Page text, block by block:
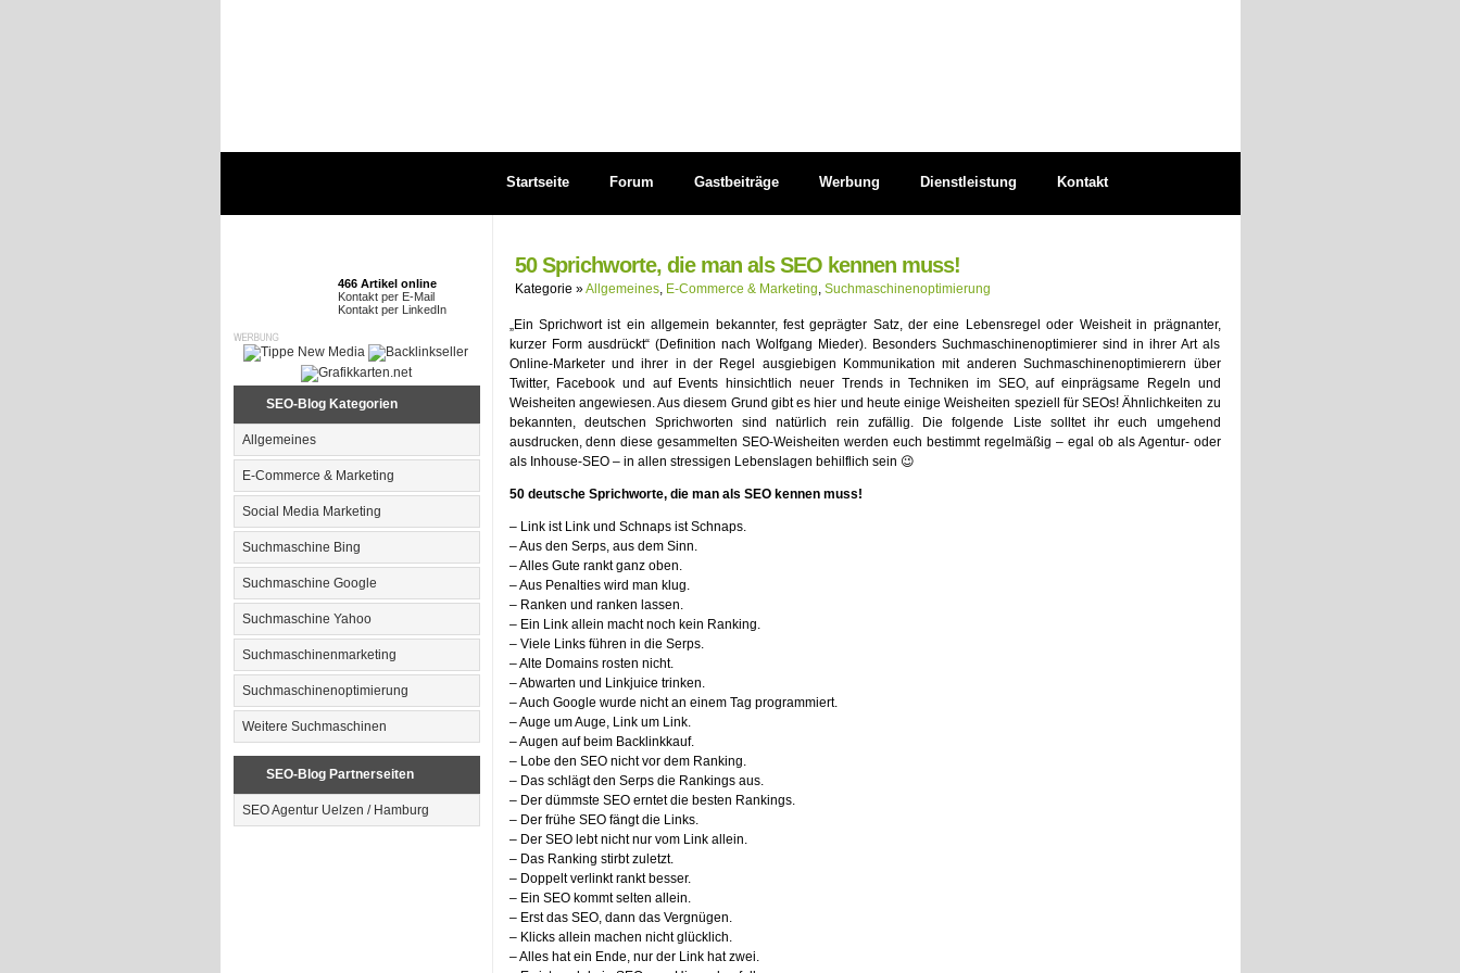
Startseite Forum Gastbeiträge Werbung Dienstleistung Kontakt
466 Artikel online
Kontakt per E-Mail
Kontakt per LinkedIn
SEO-Blog Kategorien
Allgemeines
E-Commerce & Marketing
Social Media Marketing
Suchmaschine Bing
Suchmaschine Google
Suchmaschine Yahoo
Suchmaschinenmarketing
Suchmaschinenoptimierung
Weitere Suchmaschinen
SEO-Blog Partnerseiten
SEO Agentur Uelzen / Hamburg
50 Sprichworte, die man als SEO kennen muss!
Kategorie »Allgemeines, E-Commerce & Marketing, Suchmaschinenoptimierung
„Ein Sprichwort ist ein allgemein bekannter, fest geprägter Satz, der eine Lebensregel oder Weisheit in prägnanter,
kurzer Form ausdrückt“ (Definition nach Wolfgang Mieder). Besonders Suchmaschinenoptimierer sind in ihrer Art als
Online-Marketer und ihrer in der Regel ausgiebigen Kommunikation mit anderen Suchmaschinenoptimierern über
Twitter, Facebook und auf Events hinsichtlich neuer Trends in Techniken im SEO, auf einprägsame Regeln und
Weisheiten angewiesen. Aus diesem Grund gibt es hier und heute einige Weisheiten speziell für SEOs! Ähnlichkeiten zu
bekannten, deutschen Sprichworten sind natürlich rein zufällig. Die folgende Liste solltet ihr euch umgehend
ausdrucken, denn diese gesammelten SEO-Weisheiten werden euch bestimmt regelmäßig – egal ob als Agentur- oder
als Inhouse-SEO – in allen stressigen Lebenslagen behilflich sein 😉
50 deutsche Sprichworte, die man als SEO kennen muss!
– Link ist Link und Schnaps ist Schnaps.
– Aus den Serps, aus dem Sinn.
– Alles Gute rankt ganz oben.
– Aus Penalties wird man klug.
– Ranken und ranken lassen.
– Ein Link allein macht noch kein Ranking.
– Viele Links führen in die Serps.
– Alte Domains rosten nicht.
– Abwarten und Linkjuice trinken.
– Auch Google wurde nicht an einem Tag programmiert.
– Auge um Auge, Link um Link.
– Augen auf beim Backlinkkauf.
– Lobe den SEO nicht vor dem Ranking.
– Das schlägt den Serps die Rankings aus.
– Der dümmste SEO erntet die besten Rankings.
– Der frühe SEO fängt die Links.
– Der SEO lebt nicht nur vom Link allein.
– Das Ranking stirbt zuletzt.
– Doppelt verlinkt rankt besser.
– Ein SEO kommt selten allein.
– Erst das SEO, dann das Vergnügen.
– Klicks allein machen nicht glücklich.
– Alles hat ein Ende, nur der Link hat zwei.